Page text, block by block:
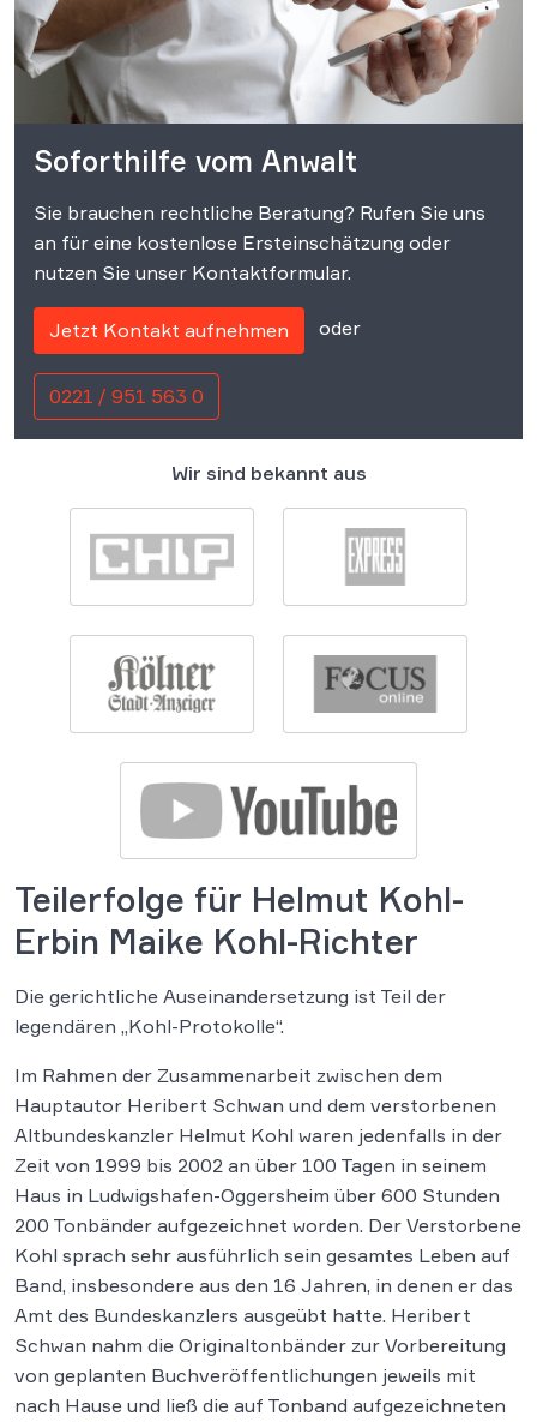
Soforthilfe vom Anwalt
Sie brauchen rechtliche Beratung? Rufen Sie uns
an für eine kostenlose Ersteinschätzung oder
nutzen Sie unser Kontaktformular.
Jetzt Kontakt aufnehmen oder
0221 / 951 563 0
Wir sind bekannt aus
Teilerfolge für Helmut Kohl-
Erbin Maike Kohl-Richter
Die gerichtliche Auseinandersetzung ist Teil der
legendären „Kohl-Protokolle“.
Im Rahmen der Zusammenarbeit zwischen dem
Hauptautor Heribert Schwan und dem verstorbenen
Altbundeskanzler Helmut Kohl waren jedenfalls in der
Zeit von 1999 bis 2002 an über 100 Tagen in seinem
Haus in Ludwigshafen-Oggersheim über 600 Stunden
200 Tonbänder aufgezeichnet worden. Der Verstorbene
Kohl sprach sehr ausführlich sein gesamtes Leben auf
Band, insbesondere aus den 16 Jahren, in denen er das
Amt des Bundeskanzlers ausgeübt hatte. Heribert
Schwan nahm die Originaltonbänder zur Vorbereitung
von geplanten Buchveröffentlichungen jeweils mit
nach Hause und ließ die auf Tonband aufgezeichneten